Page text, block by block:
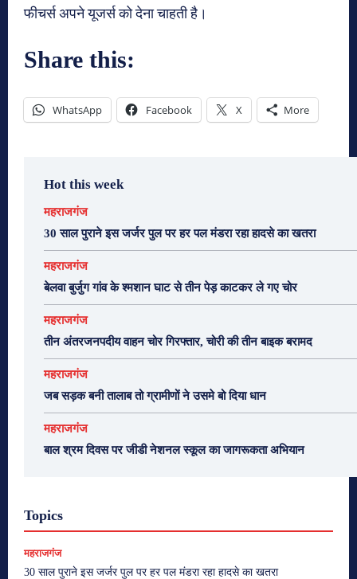
फीचर्स अपने यूजर्स को देना चाहती है।
Share this:
WhatsApp Facebook X More
Hot this week
महराजगंज
30 साल पुराने इस जर्जर पुल पर हर पल मंडरा रहा हादसे का खतरा
महराजगंज
बेलवा बुर्जुग गांव के श्मशान घाट से तीन पेड़ काटकर ले गए चोर
महराजगंज
तीन अंतरजनपदीय वाहन चोर गिरफ्तार, चोरी की तीन बाइक बरामद
महराजगंज
जब सड़क बनी तालाब तो ग्रामीणों ने उसमे बो दिया धान
महराजगंज
बाल श्रम दिवस पर जीडी नेशनल स्कूल का जागरूकता अभियान
Topics
महराजगंज
30 साल पुराने इस जर्जर पुल पर हर पल मंडरा रहा हादसे का खतरा